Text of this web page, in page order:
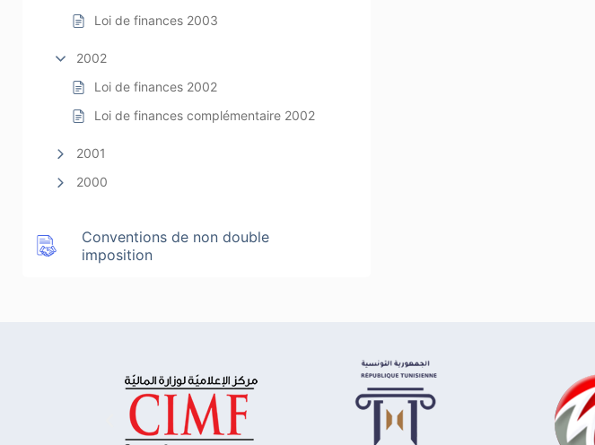
Loi de finances 2003
2002
Loi de finances 2002
Loi de finances complémentaire 2002
2001
2000
Conventions de non double
imposition